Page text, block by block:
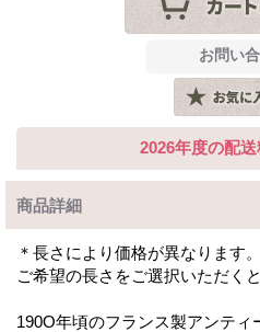
2026年度の配
商品詳細
＊長さにより価格が異なります。
ご希望の長さをご選択いただく
190O年頃のフランス製アンティ